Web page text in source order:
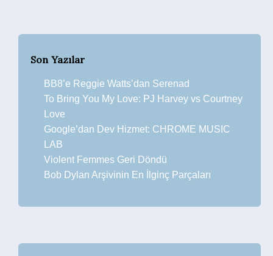
Son Yazılar
BB8’e Reggie Watts’dan Serenad
To Bring You My Love: PJ Harvey vs Courtney
Love
Google’dan Dev Hizmet: CHROME MUSIC
LAB
Violent Femmes Geri Döndü
Bob Dylan Arşivinin En İlginç Parçaları